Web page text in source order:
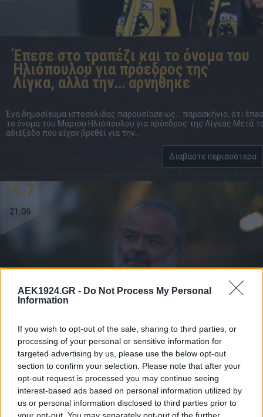
AEK1924.GR - Do Not Process My Personal
Information
If you wish to opt-out of the sale, sharing to third parties, or
processing of your personal or sensitive information for
targeted advertising by us, please use the below opt-out
section to confirm your selection. Please note that after your
opt-out request is processed you may continue seeing
interest-based ads based on personal information utilized by
us or personal information disclosed to third parties prior to
Έπεσε στο τραπέζι και το όνομα του
Ηλιόπουλου για πρόεδρος της
Λίγκα, αλλά την… αρνήθηκε
Ένα δημοσίευμα ιστοσελίδας παρουσίασε ως… παρασκήνιο, ότι
το όνομα του Μάριου Ηλιόπουλου για πρόεδρος της Λίγκας Μετά
αδιέξοδο που είχαν βρεθεί για την...
Διαβάστε περισσότερα
16.7
21:06
Ο Ηλιόπουλος στην κλήρωση του
νέου πρωταθλήματος της Super